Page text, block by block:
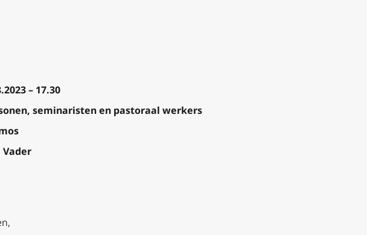
– 17.30
seminaristen en pastoraal werkers